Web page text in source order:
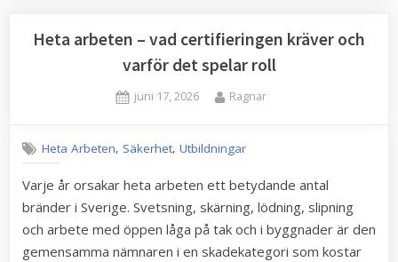
Heta arbeten – vad certifieringen kräver och
varför det spelar roll
Posted
juni 17, 2026 By
Ragnar
Heta Arbeten, Säkerhet,Utbildningar
Varje år orsakar heta arbeten ett betydande antal
bränder i Sverige. Svetsning, skärning, lödning, slipning
och arbete med öppen låga på tak och i byggnader är den
gemensamma nämnaren i en skadekategori som kostar